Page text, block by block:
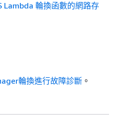
Lambda 輪換函數的網路存
輪換進行故障診斷 。